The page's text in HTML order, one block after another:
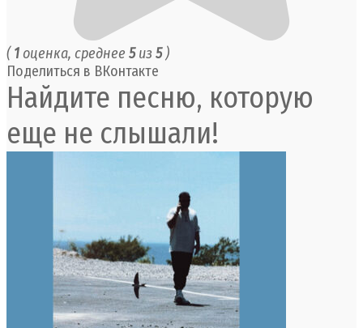
(1 оценка, среднее 5из 5)
Поделиться в ВКонтакте
Найдите песню, которую
еще не слышали!